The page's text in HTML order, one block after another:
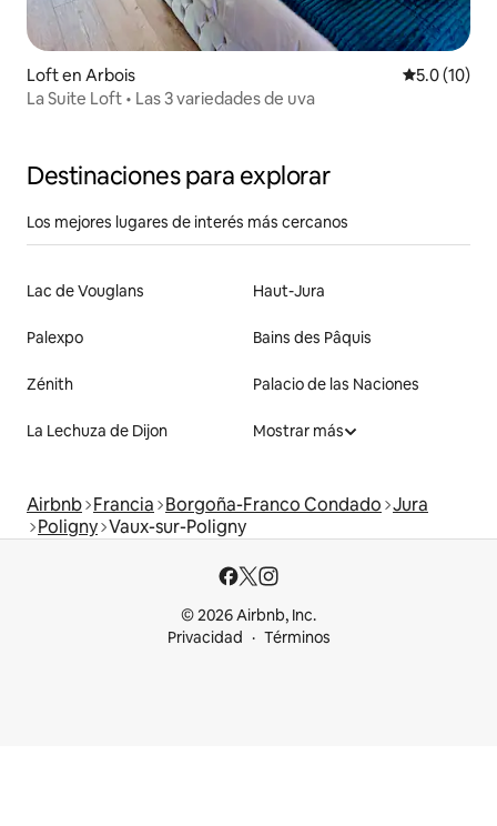
Loft en Arbois Calificación
5.0 (10)
La Suite Loft • Las 3 variedades de uva
Destinaciones para explorar
Los mejores lugares de interés más cercanos
Lac de Vouglans Haut-Jura
Palexpo Bains des Pâquis
Zénith Palacio de las Naciones
La Lechuza de Dijon Mostrar más
Airbnb Francia Borgoña-Franco Condado Jura
Poligny Vaux-sur-Poligny
© 2026 Airbnb, Inc.
Privacidad
Términos